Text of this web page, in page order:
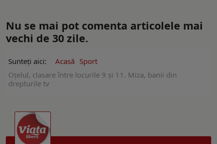
Nu se mai pot comenta articolele mai
vechi de 30 zile.
Sunteți aici: Acasă Sport
Oțelul, clasare între locurile 9 și 11. Miza, banii din
drepturile tv